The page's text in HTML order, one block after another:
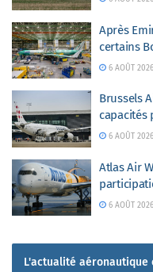
Après
certains
6 AOÛT 2026
Brussels
capacités
6 AOÛT 2026
Atlas Air
6 AOÛT 2026
L'actualité aéronautique